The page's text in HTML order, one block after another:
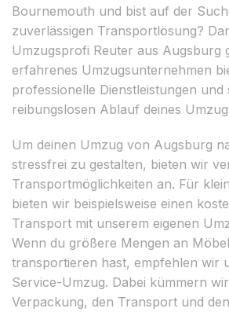
Bournemouth und bist auf der
zuverlässigen Transportlösung?
Umzugsprofi Reuter aus Augsburg
erfahrenes Umzugsunternehmen
professionelle Dienstleistungen und
reibungslosen Ablauf deines
Um deinen Umzug von Augsburg
stressfrei zu gestalten, bieten wir
Transportmöglichkeiten an. Für
bieten wir beispielsweise einen
Transport mit unserem eigenen
Wenn du größere Mengen an
transportieren hast, empfehlen wir
Service-Umzug. Dabei kümmern
Verpackung, den Transport und